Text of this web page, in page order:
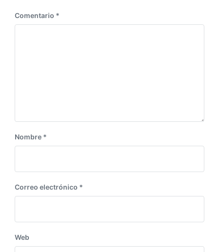
r
Comentario *
Nombre *
Correo electrónico *
Web